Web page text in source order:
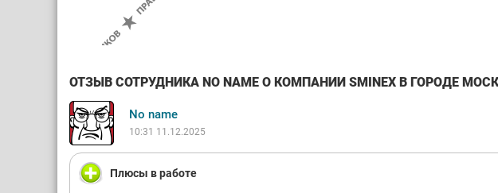
ОТЗЫВ СОТРУДНИКА NO NAME О КОМПАНИИ SMINEX В ГОРОДЕ
No name
10:31 11.12.2025
Плюсы в работе